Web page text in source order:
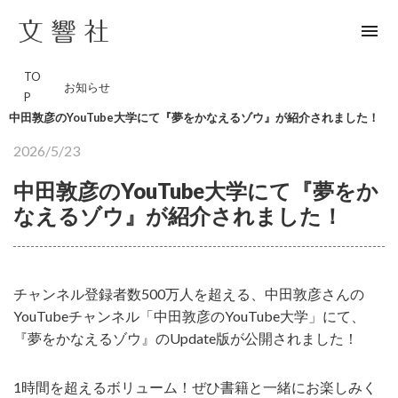
menu
TO
P
お知らせ
中田敦彦のYouTube大学にて『夢をかなえるゾウ』が紹介されました！
2026/5/23
中田敦彦のYouTube大学にて『夢をか
なえるゾウ』が紹介されました！
チャンネル登録者数500万人を超える、中田敦彦さんの
YouTubeチャンネル「中田敦彦のYouTube大学」にて、
『夢をかなえるゾウ』のUpdate版が公開されました！
1時間を超えるボリューム！ぜひ書籍と一緒にお楽しみく